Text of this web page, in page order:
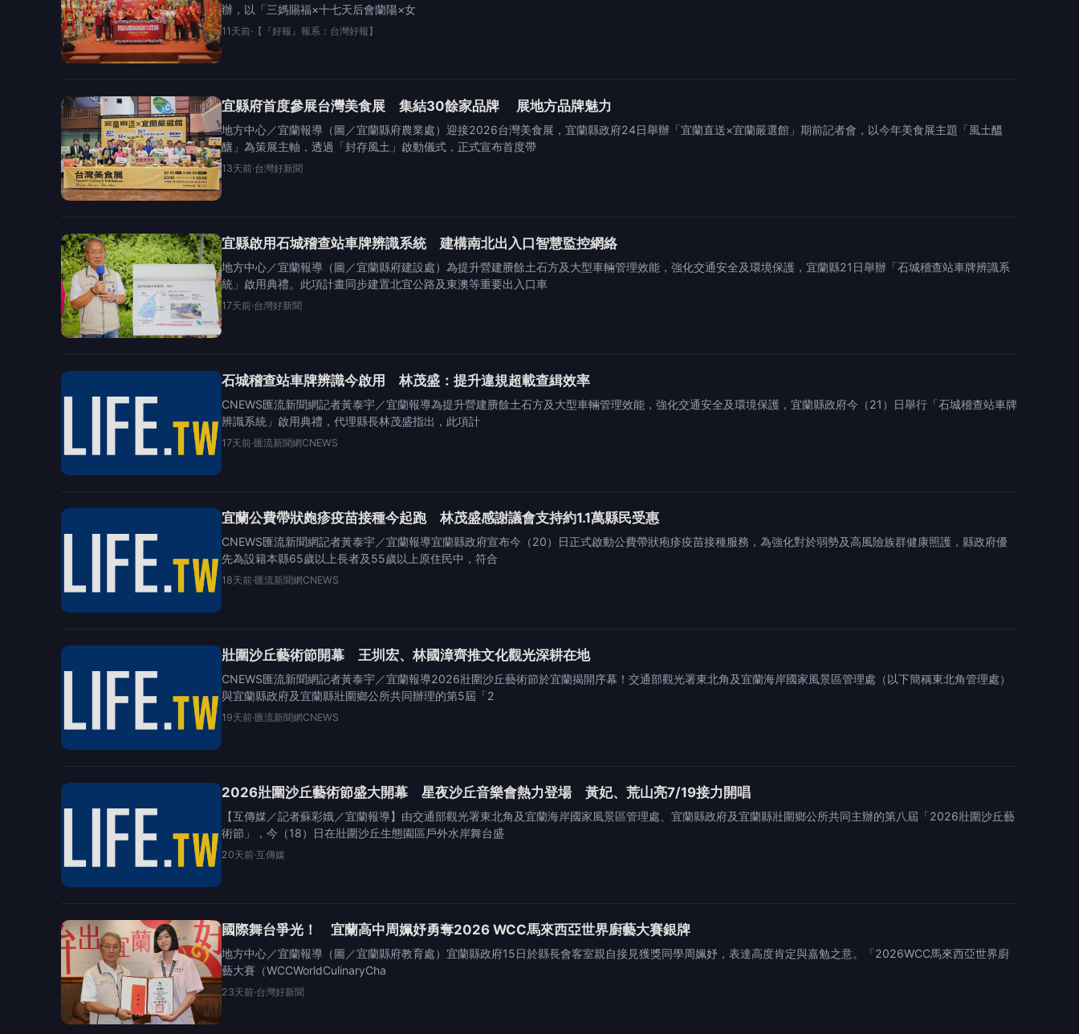
辦，以「三媽賜福×十七天后會蘭陽×女
11天前· 【『好報』報系：台灣好報】
宜縣府首度參展台灣美食展 集結30餘家品牌 展地方品牌魅力
地方中心／宜蘭報導（圖／宜蘭縣府農業處）迎接2026台灣美食展，宜蘭縣政府24日舉辦「宜蘭直送×宜蘭嚴選館」期前記者會，以今年美食展主題「風土醞
釀」為策展主軸，透過「封存風土」啟動儀式，正式宣布首度帶
13天前·台灣好新聞
宜縣啟用石城稽查站車牌辨識系統 建構南北出入口智慧監控網絡
地方中心／宜蘭報導（圖／宜蘭縣府建設處）為提升營建賸餘土石方及大型車輛管理效能，強化交通安全及環境保護，宜蘭縣21日舉辦「石城稽查站車牌辨識系
統」啟用典禮。此項計畫同步建置北宜公路及東澳等重要出入口車
17天前·台灣好新聞
石城稽查站車牌辨識今啟用 林茂盛：提升違規超載查緝效率
CNEWS匯流新聞網記者黃泰宇／宜蘭報導為提升營建賸餘土石方及大型車輛管理效能，強化交通安全及環境保護，宜蘭縣政府今（21）日舉行「石城稽查站車牌
辨識系統」啟用典禮，代理縣長林茂盛指出，此項計
17天前·匯流新聞網CNEWS
宜蘭公費帶狀皰疹疫苗接種今起跑 林茂盛感謝議會支持約1.1萬縣民受惠
CNEWS匯流新聞網記者黃泰宇／宜蘭報導宜蘭縣政府宣布今（20）日正式啟動公費帶狀疱疹疫苗接種服務，為強化對於弱勢及高風險族群健康照護，縣政府優
先為設籍本縣65歲以上長者及55歲以上原住民中，符合
18天前·匯流新聞網CNEWS
壯圍沙丘藝術節開幕 王圳宏、林國漳齊推文化觀光深耕在地
CNEWS匯流新聞網記者黃泰宇／宜蘭報導2026壯圍沙丘藝術節於宜蘭揭開序幕！交通部觀光署東北角及宜蘭海岸國家風景區管理處（以下簡稱東北角管理處）
與宜蘭縣政府及宜蘭縣壯圍鄉公所共同辦理的第5屆「2
19天前·匯流新聞網CNEWS
2026壯圍沙丘藝術節盛大開幕 星夜沙丘音樂會熱力登場 黃妃、荒山亮7/19接力開唱
【互傳媒／記者蘇彩娥／宜蘭報導】由交通部觀光署東北角及宜蘭海岸國家風景區管理處、宜蘭縣政府及宜蘭縣壯圍鄉公所共同主辦的第八屆「2026壯圍沙丘藝
術節」，今（18）日在壯圍沙丘生態園區戶外水岸舞台盛
20天前·互傳媒
國際舞台爭光！ 宜蘭高中周姵妤勇奪2026 WCC馬來西亞世界廚藝大賽銀牌
地方中心／宜蘭報導（圖／宜蘭縣府教育處）宜蘭縣政府15日於縣長會客室親自接見獲獎同學周姵妤，表達高度肯定與嘉勉之意。「2026WCC馬來西亞世界廚
藝大賽（WCCWorldCulinaryCha
23天前·台灣好新聞